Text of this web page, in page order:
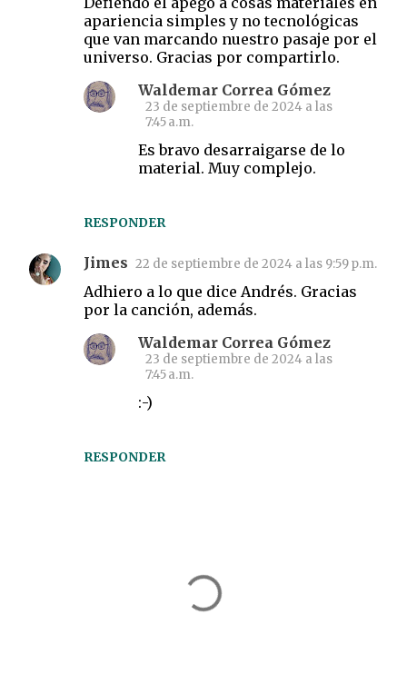
apariencia simples y no tecnológicas
que van marcando nuestro pasaje por el
universo. Gracias por compartirlo.
RESPONDER
Waldemar Correa Gómez
23 de septiembre de 2024 a las
7:45 a.m.
Es bravo desarraigarse de lo
material. Muy complejo.
Jimes 22 de septiembre de 2024 a las 9:59 p.m.
Adhiero a lo que dice Andrés. Gracias
por la canción, además.
RESPONDER
Waldemar Correa Gómez
23 de septiembre de 2024 a las
7:45 a.m.
:-)